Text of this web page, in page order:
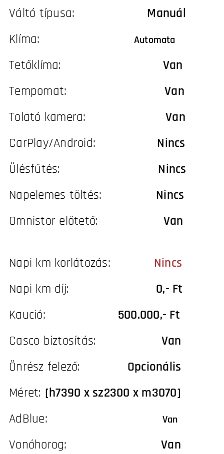
Váltó típusa: Manuál
Klíma:
Automata
Tetőklíma:
Van
Tempomat: Van
Tolató kamera: Van
CarPlay/Android: Nincs
Ülésfűtés: Nincs
Napelemes töltés: Nincs
Omnistor előtető: Van
Napi km korlátozás: Nincs
Napi km díj: 0,- Ft
Kaució: 500.000,- Ft
Casco biztosítás: Van
Önrész felező: Opcionális
Méret: [h7390 x sz2300 x m3070]
AdBlue:
Van
Vonóhorog: Van